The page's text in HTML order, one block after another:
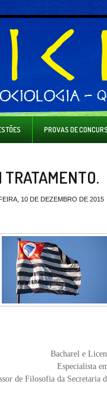
PROVAS DE
10 DE DEZEMBRO DE 2015
Bacharel e
Especialista
de Filosofia da Secretaria